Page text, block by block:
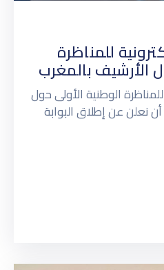
للمناظرة
الأرشيف بالمغرب
للمناظرة الوطنية الأولى حول
نعلن عن إطلاق البوابة